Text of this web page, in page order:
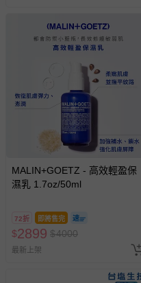
MALIN+GOETZ - 高效輕盈保
濕乳 1.7oz/50ml
72折 即將售完
$2899 $4000
最新上架